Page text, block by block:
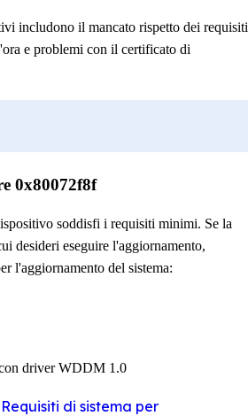
includono il mancato rispetto dei requisiti
e problemi con il certificato di
0x80072f8f
soddisfi i requisiti minimi. Se la
desideri eseguire l'aggiornamento,
l'aggiornamento del sistema:
driver WDDM 1.0
Requisiti di sistema per